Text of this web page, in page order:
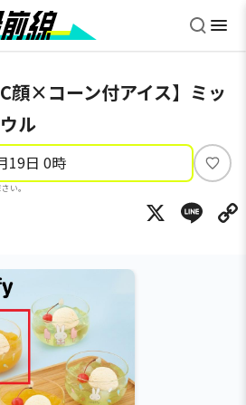
C顔×コーン付アイス】ミッ
ル
19日 0時
い。
い
ね
X